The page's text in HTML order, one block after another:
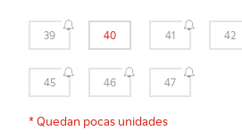
39 40 41 42
45 46 47
*Quedan pocas unidades